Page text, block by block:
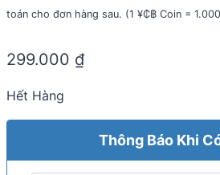
toán cho đơn hàng sau. (1 ¥₵฿ Coin =
299.000 ₫
Hết Hàng
Thông Báo Khi